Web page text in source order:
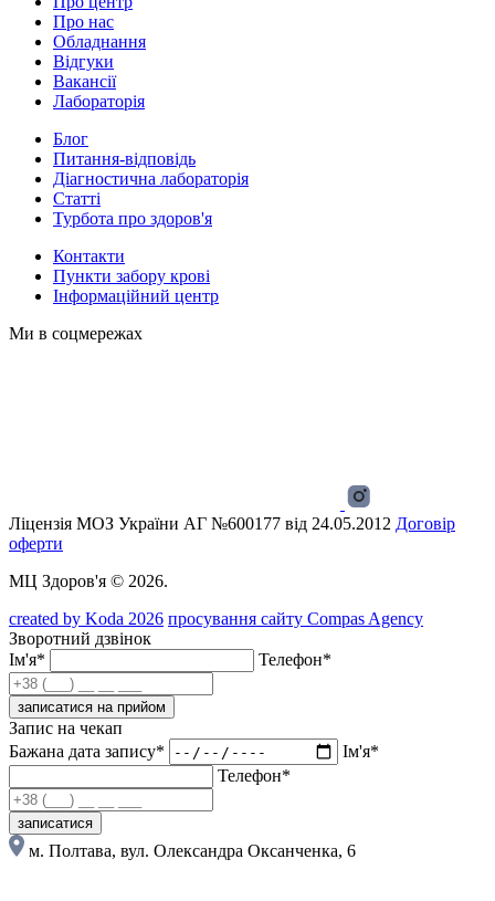
Про нас
Обладнання
Відгуки
Вакансії
Лабораторія
Блог
Питання-відповідь
Діагностична лабораторія
Статті
Турбота про здоров'я
Контакти
Пункти забору крові
Інформаційний центр
Ми в соцмережах
Ліцензія МОЗ України АГ №600177 від 24.05.2012 Договір
оферти
МЦ Здоров'я © 2026.
created by Koda 2026 просування сайту Compas Agency
Зворотний дзвінок
Ім'я*
Телефон*
записатися на прийом
Запис на чекап
Бажана дата запису*
Ім'я*
Телефон*
записатися
м. Полтава, вул. Олександра Оксанченка, 6